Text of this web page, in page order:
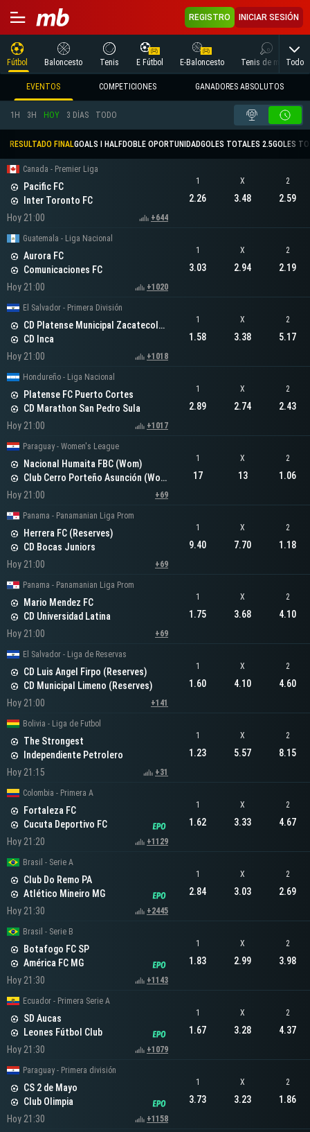
REGISTRO INICIAR SESIÓN
Fútbol Baloncesto Tenis E Fútbol E-Baloncesto Tenis de mesaTodo
EVENTOS COMPETICIONES GANADORES ABSOLUTOS
1H 3H HOY 3 DÍAS TODO
RESULTADO FINALGOALS I HALFDOBLE OPORTUNIDADGOLES TOTALES 2.5GOLES
Canada - Premier Liga
Pacific FC
Inter Toronto FC
Hoy 21:00
+644
1
2.26
X
3.48
2
2.59
Guatemala - Liga Nacional
Aurora FC
Comunicaciones FC
Hoy 21:00
+1020
1
3.03
X
2.94
2
2.19
El Salvador - Primera División
CD Platense Municipal Zacatecoluca
CD Inca
Hoy 21:00
+1018
1
1.58
X
3.38
2
5.17
Hondureño - Liga Nacional
Platense FC Puerto Cortes
CD Marathon San Pedro Sula
Hoy 21:00
+1017
1
2.89
X
2.74
2
2.43
Paraguay - Women's League
Nacional Humaita FBC (Wom)
Club Cerro Porteño Asunción (Wom)
Hoy 21:00
+69
1
17
X
13
2
1.06
Panama - Panamanian Liga Prom
Herrera FC (Reserves)
CD Bocas Juniors
Hoy 21:00
+69
1
9.40
X
7.70
2
1.18
Panama - Panamanian Liga Prom
Mario Mendez FC
CD Universidad Latina
Hoy 21:00
+69
1
1.75
X
3.68
2
4.10
El Salvador - Liga de Reservas
CD Luis Angel Firpo (Reserves)
CD Municipal Limeno (Reserves)
Hoy 21:00
+141
1
1.60
X
4.10
2
4.60
Bolivia - Liga de Futbol
The Strongest
Independiente Petrolero
Hoy 21:15
+31
1
1.23
X
5.57
2
8.15
Colombia - Primera A
Fortaleza FC
Cucuta Deportivo FC
Hoy 21:20
+1129
1
1.62
X
3.33
2
4.67
Brasil - Serie A
Club Do Remo PA
Atlético Mineiro MG
Hoy 21:30
+2445
1
2.84
X
3.03
2
2.69
Brasil - Serie B
Botafogo FC SP
América FC MG
Hoy 21:30
+1143
1
1.83
X
2.99
2
3.98
Ecuador - Primera Serie A
SD Aucas
Leones Fútbol Club
Hoy 21:30
+1079
1
1.67
X
3.28
2
4.37
Paraguay - Primera división
CS 2 de Mayo
Club Olimpia
Hoy 21:30
+1158
1
3.73
X
3.23
2
1.86